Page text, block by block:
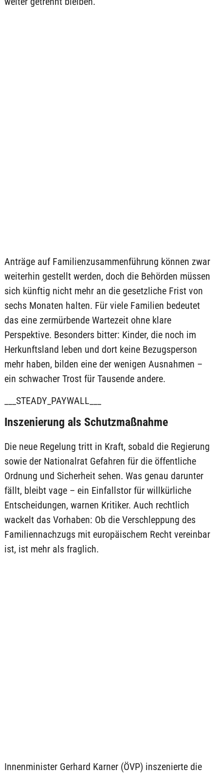
Anträge auf Familienzusammenführung können zwar
weiterhin gestellt werden, doch die Behörden müssen
sich künftig nicht mehr an die gesetzliche Frist von
sechs Monaten halten. Für viele Familien bedeutet
das eine zermürbende Wartezeit ohne klare
Perspektive. Besonders bitter: Kinder, die noch im
Herkunftsland leben und dort keine Bezugsperson
mehr haben, bilden eine der wenigen Ausnahmen –
ein schwacher Trost für Tausende andere.
___STEADY_PAYWALL___
Inszenierung als Schutzmaßnahme
Die neue Regelung tritt in Kraft, sobald die Regierung
sowie der Nationalrat Gefahren für die öffentliche
Ordnung und Sicherheit sehen. Was genau darunter
fällt, bleibt vage – ein Einfallstor für willkürliche
Entscheidungen, warnen Kritiker. Auch rechtlich
wackelt das Vorhaben: Ob die Verschleppung des
Familiennachzugs mit europäischem Recht vereinbar
ist, ist mehr als fraglich.
Innenminister Gerhard Karner (ÖVP) inszenierte die